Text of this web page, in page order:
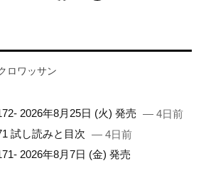
ロワッサン
2026年8月25日 (火) 発売 — 4日前
試し読みと目次 — 4日前
2026年8月7日 (金) 発売